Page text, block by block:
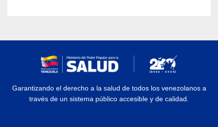
Garantizando el derecho a la salud de todos los venezolanos a
través de un sistema público accesible y de calidad.